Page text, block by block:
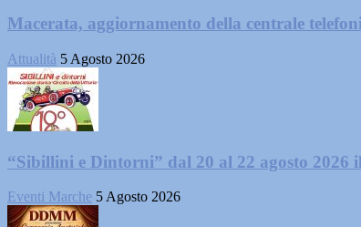
Macerata, aggiornamento della centrale
Attualità 5 Agosto 2026
“Sibillini e Dintorni” dal 20 al 22 agosto 2026
Eventi Marche 5 Agosto 2026